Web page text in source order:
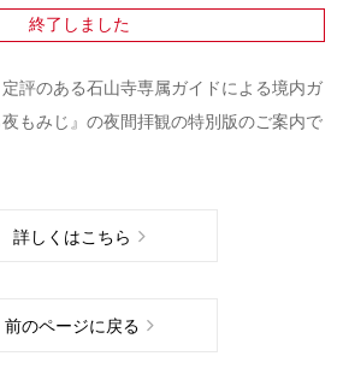
終了しました
評のある石山寺専属ガイドによる境内ガ
もみじ』の夜間拝観の特別版のご案内で
詳しくはこちら
前のページに戻る